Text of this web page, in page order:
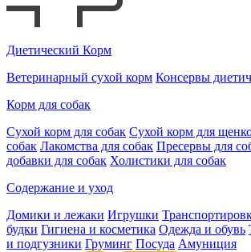
Диетический Корм
Ветеринарный сухой корм Консервы
Корм для собак
Сухой корм для собак Сухой корм для
собак Лакомства для собак Пресервы для
добавки для собак Холистики для собак
Содержание и уход
Домики и лежаки Игрушки
будки Гигиена и косметика Одежда и обувь
и подгузники Груминг Посуда Амуниция